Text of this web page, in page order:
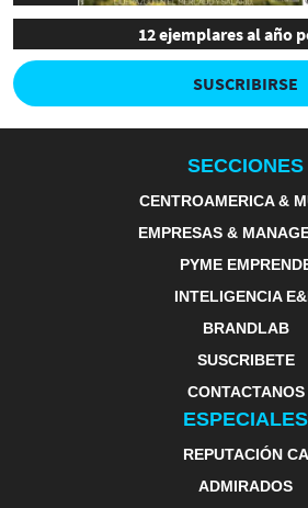
12 ejemplares al año
SUSCRIBIRSE
SECCIONES
CENTROAMERICA &
EMPRESAS &
PYME
INTELIGENCIA
BRANDLAB
SUSCRIBETE
CONTACTANOS
ESPECIALES
REPUTACIÓN CA
ADMIRADOS